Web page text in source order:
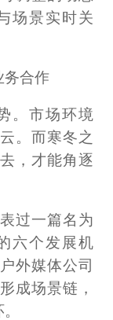
场景实时关
务合作
。市场环境
。而寒冬之
，才能角逐
过一篇名为
六个发展机
外媒体公司
成场景链，